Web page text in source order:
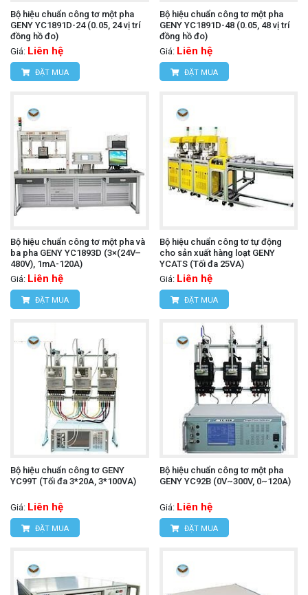
Bộ hiệu chuẩn công tơ một pha
GENY YC1891D-24 (0.05, 24 vị trí
đồng hồ đo)
Giá: Liên hệ
ĐẶT MUA
Bộ hiệu chuẩn công tơ một pha
GENY YC1891D-48 (0.05, 48 vị trí
đồng hồ đo)
Giá: Liên hệ
ĐẶT MUA
Bộ hiệu chuẩn công tơ một pha và
ba pha GENY YC1893D (3×(24V–
480V), 1mA-120A)
Giá: Liên hệ
ĐẶT MUA
Bộ hiệu chuẩn công tơ tự động
cho sản xuất hàng loạt GENY
YCATS (Tối đa 25VA)
Giá: Liên hệ
ĐẶT MUA
Bộ hiệu chuẩn công tơ GENY
YC99T (Tối đa 3*20A, 3*100VA)
Giá: Liên hệ
ĐẶT MUA
Bộ hiệu chuẩn công tơ một pha
GENY YC92B (0V~300V, 0~120A)
Giá: Liên hệ
ĐẶT MUA